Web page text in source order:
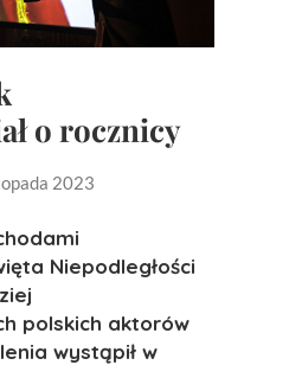
o rocznicy
2023
Niepodległości
polskich aktorów
wystąpił w